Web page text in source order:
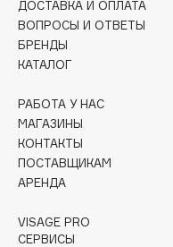
Consly
Corimo
CosRX
Crescina
Cunzite
D
ДОСТАВКА И ОПЛАТА
ВОПРОСЫ И ОТВЕТЫ
БРЕНДЫ
КАТАЛОГ
РАБОТА У НАС
МАГАЗИНЫ
КОНТАКТЫ
ПОСТАВЩИКАМ
АРЕНДА
VISAGE PRO
СЕРВИСЫ